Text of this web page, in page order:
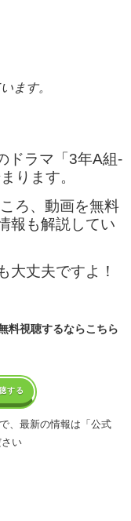
ます。
ドラマ「3年A組-
ります。
ろ、動画を無料
報も解説してい
大丈夫ですよ！
料視聴するならこちら
する
、最新の情報は「公式
い